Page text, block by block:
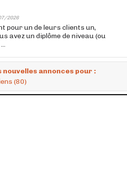
2026
pour un de leurs clients un,
avez un diplôme de niveau (ou
annonces pour :
(80)